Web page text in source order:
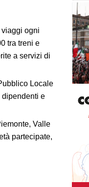
viaggi ogni
tra treni e
a servizi di
Locale
dipendenti e
Valle
partecipate,